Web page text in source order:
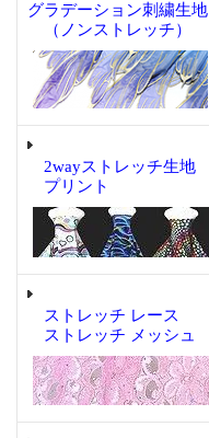
グラデーション刺繍生地
（ノンストレッチ）
2wayストレッチ生地
プリント
ストレッチ レース
ストレッチ メッシュ